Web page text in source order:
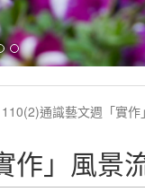
110(2)通識藝文週「實
作」風景